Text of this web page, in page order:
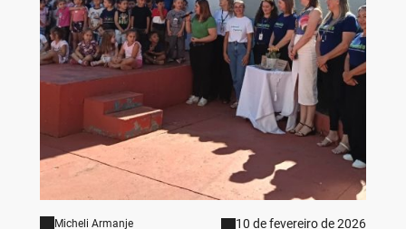
Micheli Armanje 10 de fevereiro de 2026